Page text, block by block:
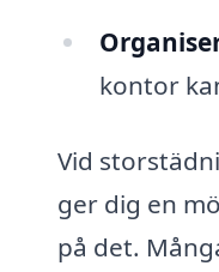
kontor
Vid
ger dig en
på det.